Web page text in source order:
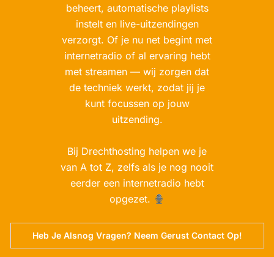
beheert, automatische playlists
instelt en live-uitzendingen
verzorgt. Of je nu net begint met
internetradio of al ervaring hebt
met streamen — wij zorgen dat
de techniek werkt, zodat jij je
kunt focussen op jouw
uitzending.
Bij Drechthosting helpen we je
van A tot Z, zelfs als je nog nooit
eerder een internetradio hebt
opgezet.
Heb Je Alsnog Vragen? Neem Gerust Contact Op!